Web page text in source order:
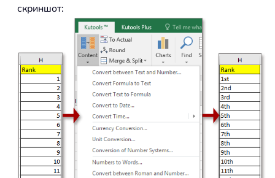
скриншот: